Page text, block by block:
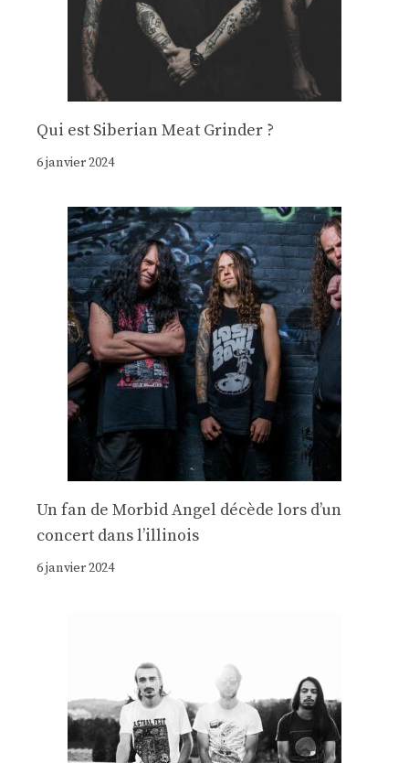
Qui est Siberian Meat Grinder ?
6 janvier 2024
Un fan de Morbid Angel décède lors d’un
concert dans l’illinois
6 janvier 2024